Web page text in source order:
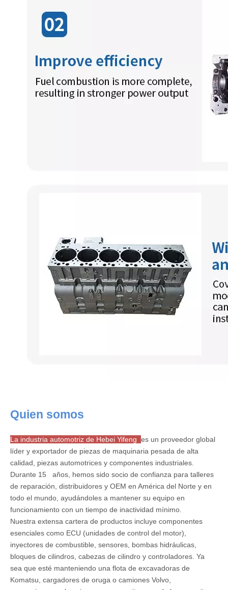
Quien somos
La industria automotriz de Hebei Yifeng es un proveedor global
líder y exportador de piezas de maquinaria pesada de alta
calidad, piezas automotrices y componentes industriales.
Durante 15 años, hemos sido socio de confianza para talleres
de reparación, distribuidores y OEM en América del Norte y en
todo el mundo, ayudándoles a mantener su equipo en
funcionamiento con un tiempo de inactividad mínimo.
Nuestra extensa cartera de productos incluye componentes
esenciales como ECU (unidades de control del motor),
inyectores de combustible, sensores, bombas hidráulicas,
bloques de cilindros, cabezas de cilindro y controladores. Ya
sea que esté manteniendo una flota de excavadoras de
Komatsu, cargadores de oruga o camiones Volvo,